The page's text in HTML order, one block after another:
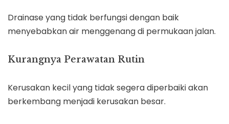
Drainase yang tidak berfungsi dengan baik
menyebabkan air menggenang di permukaan jalan.
Kurangnya Perawatan Rutin
Kerusakan kecil yang tidak segera diperbaiki akan
berkembang menjadi kerusakan besar.